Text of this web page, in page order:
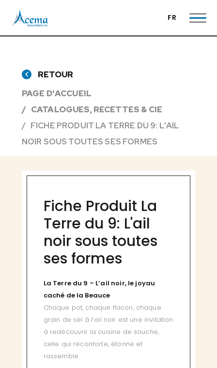
FR
RETOUR
PAGE D'ACCUEIL
CATALOGUES, RECETTES & CIE
FICHE PRODUIT LA TERRE DU 9: L'AIL
NOIR SOUS TOUTES SES FORMES
Fiche Produit La
Terre du 9: L'ail
noir sous toutes
ses formes
La Terre du 9 – L’ail noir, le joyau
caché de la Beauce
Chaque pot, chaque flacon, chaque
grain de sel à l’ail noir est une invitation
à redécouvrir la cuisine de souche,
celle qui réconforte, étonne et
rassemble.